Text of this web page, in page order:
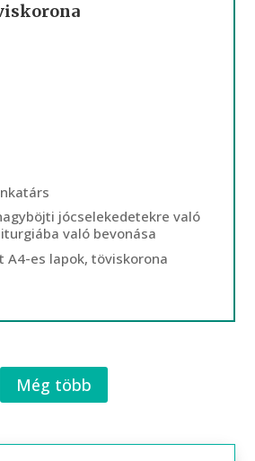
jócselekedetekre való
való bevonása
A4-es lapok, töviskorona
Még több